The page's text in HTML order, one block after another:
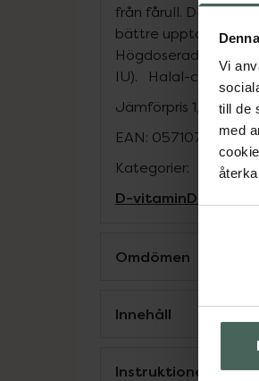
Vi
till de
med
från fårull. D-
bättre upptag
Högdoserad D-
IU). Halal-
Jämförpris 1,37 kr /st
EAN:
Kategorier:
D-vitaminD-vitamin
Omdömen
Innehåll
Instruktioner